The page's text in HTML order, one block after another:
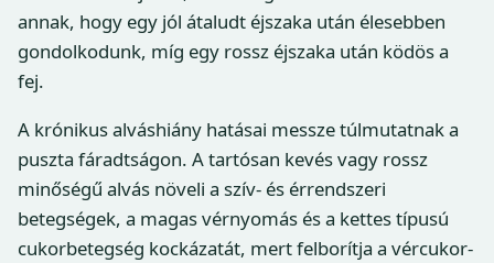
annak, hogy egy jól átaludt éjszaka után élesebben
gondolkodunk, míg egy rossz éjszaka után ködös a
fej.
A krónikus alváshiány hatásai messze túlmutatnak a
puszta fáradtságon. A tartósan kevés vagy rossz
minőségű alvás növeli a szív- és érrendszeri
betegségek, a magas vérnyomás és a kettes típusú
cukorbetegség kockázatát, mert felborítja a vércukor-